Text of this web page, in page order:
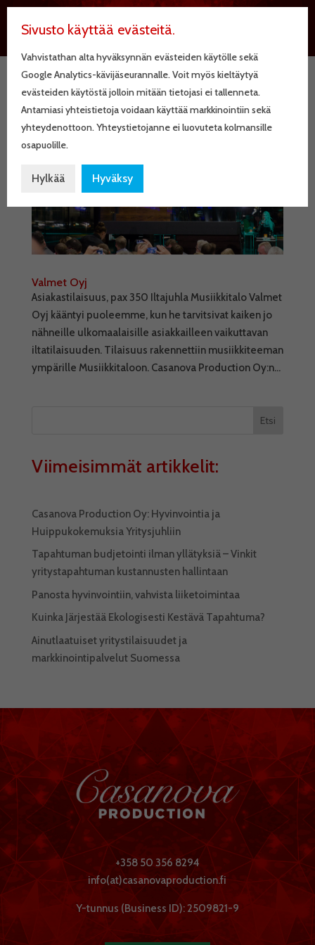
Valmet Oyj
Asiakastilaisuus, pax 350 Iltajuhla Musiikkitalo Valmet
Oyj kääntyi puoleemme, kun he tarvitsivat kaiken jo
nähneille ulkomaalaisille asiakkailleen vaikuttavan
iltatilaisuuden. Tilaisuus rakennettiin musiikkiteeman
ympärille Musiikkitaloon. Casanova Production Oy:n...
Etsi
Viimeisimmät artikkelit:
Casanova Production Oy: Hyvinvointia ja
Huippukokemuksia Yritysjuhliin
Tapahtuman budjetointi ilman yllätyksiä – Vinkit
yritystapahtuman kustannusten hallintaan
Panosta hyvinvointiin, vahvista liiketoimintaa
Kuinka Järjestää Ekologisesti Kestävä Tapahtuma?
Ainutlaatuiset yritystilaisuudet ja
markkinointipalvelut Suomessa
+358 50 356 8294
info(at)casanovaproduction.fi
Y-tunnus (Business ID): 2509821-9
Sivusto käyttää evästeitä.
Vahvistathan alta hyväksynnän evästeiden käytölle sekä
Google Analytics-kävijäseurannalle. Voit myös kieltäytyä
evästeiden käytöstä jolloin mitään tietojasi ei tallenneta.
Antamiasi yhteistietoja voidaan käyttää markkinointiin sekä
yhteydenottoon. Yhteystietojanne ei luovuteta kolmansille
osapuolille.
Hylkää Hyväksy